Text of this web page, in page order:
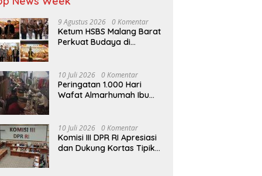
9 Agustus 2026 0 Komentar
Ketum HSBS Malang Barat
Perkuat Budaya di
10 Juli 2026 0 Komentar
Peringatan 1.000 Hari
Wafat Almarhumah Ibu
Gelar Tahlil dan Doa
Bersama
10 Juli 2026 0 Komentar
Komisi III DPR RI Apresiasi
dan Dukung Kortas Tipikor